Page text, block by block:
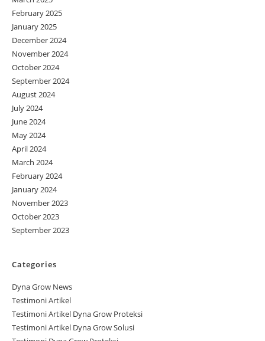
February 2025
January 2025
December 2024
November 2024
October 2024
September 2024
August 2024
July 2024
June 2024
May 2024
April 2024
March 2024
February 2024
January 2024
November 2023
October 2023
September 2023
Categories
Dyna Grow News
Testimoni Artikel
Testimoni Artikel Dyna Grow Proteksi
Testimoni Artikel Dyna Grow Solusi